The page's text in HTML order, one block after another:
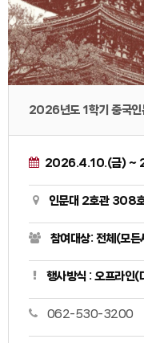
2026년도 1학기 중국인
2026.4.10.(금) ~
인문대 2호관 308
참여대상: 전체(모든
행사방식 : 오프라인(
062-530-3200